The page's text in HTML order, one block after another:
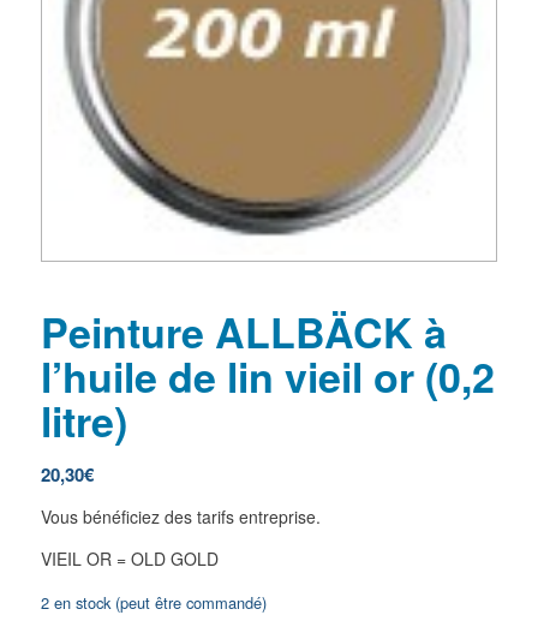
Peinture ALLBÄCK à
l’huile de lin vieil or (0,2
litre)
20,30€
Vous bénéficiez des tarifs entreprise.
VIEIL OR = OLD GOLD
2 en stock (peut être commandé)